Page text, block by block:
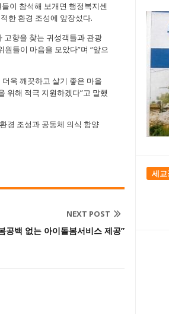
이 참석해 보개면 행정복지센
한 환경 조성에 앞장섰다.
고향을 찾는 귀성객들과 관광
들이 마음을 모았다”며 “앞으
욱 깨끗하고 살기 좋은 마을
위해 적극 지원하겠다”고 말했
경 조성과 공동체 의식 함양
NEXT POST
공백 없는 아이돌봄서비스 제공”
세